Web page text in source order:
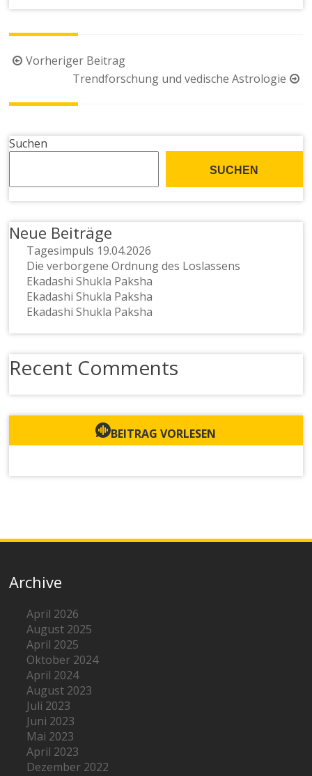
Beitragsnavigation
Vorheriger Beitrag
Trendforschung und vedische Astrologie
Suchen
SUCHEN
Neue Beiträge
Tagesimpuls 19.04.2026
Die verborgene Ordnung des Loslassens
Ekadashi Shukla Paksha
Ekadashi Shukla Paksha
Ekadashi Shukla Paksha
Recent Comments
BEITRAG VORLESEN
Archive
April 2026
August 2025
April 2025
Oktober 2024
April 2024
August 2023
Juli 2023
Juni 2023
Mai 2023
April 2023
Dezember 2022